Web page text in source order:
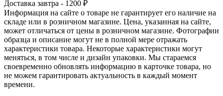
Доставка завтра - 1200 ₽
Информация на сайте о товаре не гарантирует его наличие на
складе или в розничном магазине. Цена, указанная на сайте,
может отличаться от цены в розничном магазине. Фотографии
образца и описание могут не в полной мере отражать
характеристики товара. Некоторые характеристики могут
меняться, в том числе и дизайн упаковки. Мы стараемся
своевременно обновлять информацию в карточке товара, но
не можем гарантировать актуальность в каждый момент
времени.